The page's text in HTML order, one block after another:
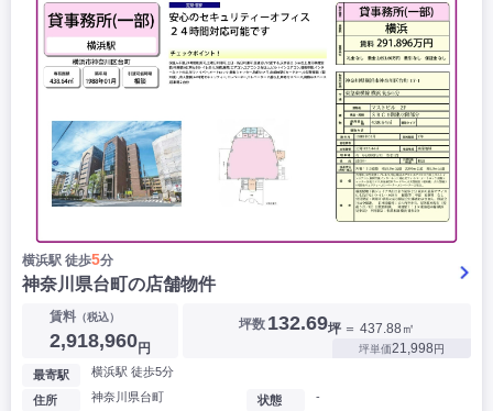
横浜駅 徒歩5分
神奈川県台町の店舗物件
賃料 （税込）
2,918,960円
坪数 132.69坪 ＝ 437.88㎡
坪単価21,998円
最寄駅 横浜駅 徒歩5分
住所 神奈川県台町 状態 -